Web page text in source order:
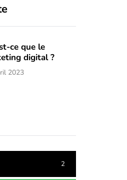
ce que le
digital ?
2023
2